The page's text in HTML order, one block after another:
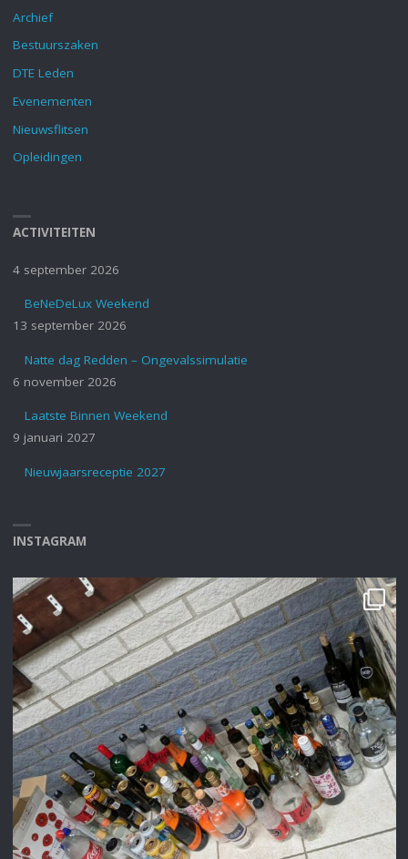
Archief
Bestuurszaken
DTE Leden
Evenementen
Nieuwsflitsen
Opleidingen
ACTIVITEITEN
4 september 2026
BeNeDeLux Weekend
13 september 2026
Natte dag Redden – Ongevalssimulatie
6 november 2026
Laatste Binnen Weekend
9 januari 2027
Nieuwjaarsreceptie 2027
INSTAGRAM